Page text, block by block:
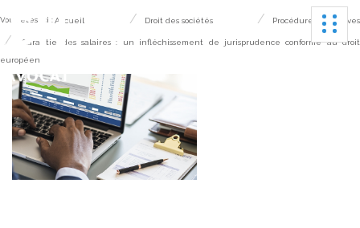
Vous êtes ici :Accueil Droit des sociétés Procédures collectives
Garantie des salaires : un infléchissement de jurisprudence conforme au droit
européen